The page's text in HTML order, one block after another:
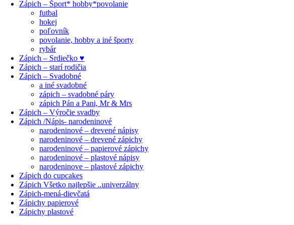
Zápich – Šport* hobby*povolanie
futbal
hokej
poľovník
povolanie, hobby a iné športy
rybár
Zápich – Srdiečko ♥
Zápich – starí rodičia
Zápich – Svadobné
a iné svadobné
zápich – svadobné páry
zápich Pán a Pani, Mr & Mrs
Zápich – Výročie svadby
Zápich /Nápis- narodeninové
narodeninové – drevené nápisy
narodeninové – drevené zápichy
narodeninové – papierové zápichy
narodeninové – plastové nápisy
narodeninove – plastové zápichy
Zápich do cupcakes
Zápich Všetko najlepšie ..univerzálny
Zápich-mená-dievčatá
Zápichy papierové
Zápichy plastové